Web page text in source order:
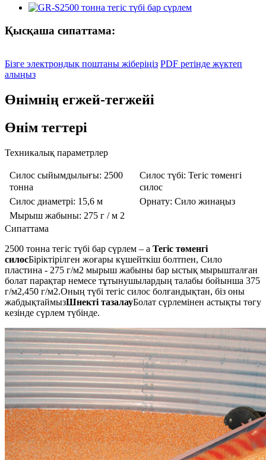
Қысқаша сипаттама:
Бізге электрондық поштаны жіберіңіз PDF ретінде жүктеп
алыңыз
Өнімнің егжей-тегжейі
Өнім тегтері
Техникалық параметрлер
Силос сыйымдылығы: 2500
тонна
Силос түбі: Тегіс төменгі
силос
Силос диаметрі: 15,6 м Орнату: Сило жинаңыз
Мырыш жабыны: 275 г / м 2
Сипаттама
2500 тонна тегіс түбі бар сүрлем – а Тегіс төменгі
силосБіріктірілген жоғары күшейткіш болтпен, Сило
пластина - 275 г/м2 мырыш жабыны бар ыстық мырышталған
болат парақтар немесе тұтынушылардың талабы бойынша 375
г/м2,450 г/м2.Оның түбі тегіс силос болғандықтан, біз оны
жабдықтаймызШнекті тазалауБолат сүрлемінен астықты төгу
кезінде сүрлем түбінде.